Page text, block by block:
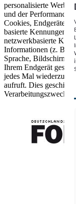
personalisierte
und der Performance
Cookies, Endgeräte-
basierte Kennungen,
netzwerkbasierte
Informationen (z. B.
Sprache,
Ihrem Endgerät
jedes Mal
aufruft. Dies geschieht
Verarbeitungszwecke.
FONDS